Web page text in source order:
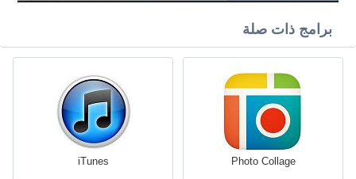
برامج ذات صلة
Photo Collage
iTunes